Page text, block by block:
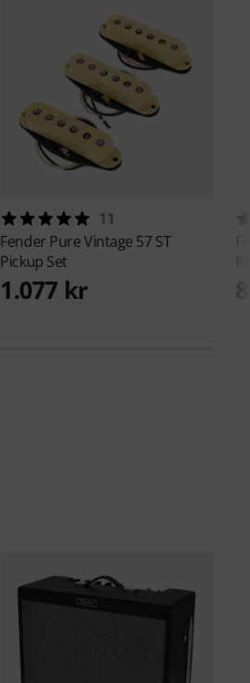
11
Fender Pure Vintage 57 ST
Pickup Set
1.077 kr